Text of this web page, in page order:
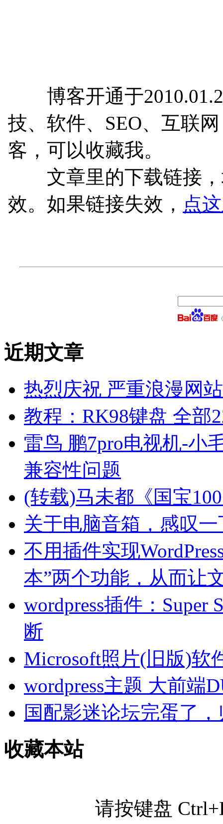
博客开通于
技、软件、SEO、互联
客，可以收藏我。
文章里的下载链接，
效。如果链接失效， 点
近期文章
热烈庆祝 严重浪漫网
教程：RK98键盘 全部
雷鸟 鹏7pro电视机-小
兼容性问题
(转载)马未都《国宝
关于电脑音箱，感叹
不用插件实现
本”两个功能，从而让
wordpress插件：
断
Microsoft照片(旧版)软
wordpress主题 大前端
国配影迷论坛完蛋了
收藏本站
请按键盘